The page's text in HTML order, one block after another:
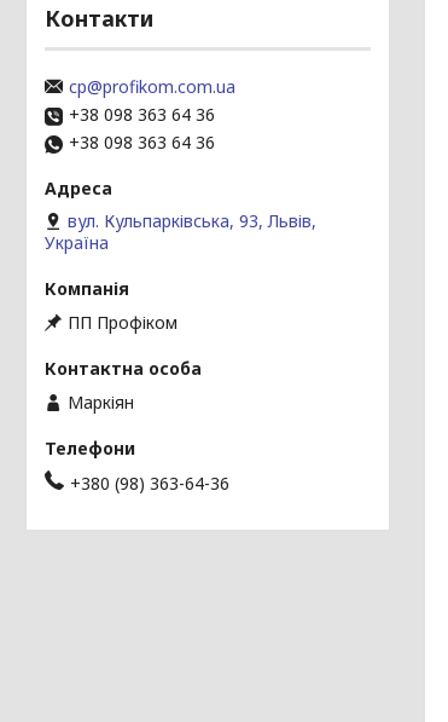
Контакти
cp@profikom.com.ua
+38 098 363 64 36
+38 098 363 64 36
вул. Кульпарківська, 93, Львів,
Україна
ПП Профіком
Маркіян
+380 (98) 363-64-36